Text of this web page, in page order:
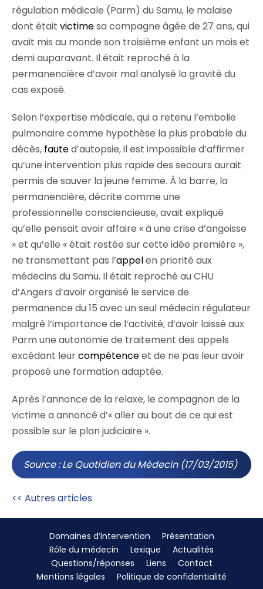
régulation médicale (Parm) du Samu, le malaise
dont était victimesa compagne âgée de 27 ans, qui
avait mis au monde son troisième enfant un mois et
demi auparavant. Il était reproché à la
permanencière d’avoir mal analysé la gravité du
cas exposé.
Selon l’expertise médicale, qui a retenu l’embolie
pulmonaire comme hypothèse la plus probable du
décès, fauted’autopsie, il est impossible d’affirmer
qu’une intervention plus rapide des secours aurait
permis de sauver la jeune femme. À la barre, la
permanencière, décrite comme une
professionnelle consciencieuse, avait expliqué
qu’elle pensait avoir affaire « à une crise d’angoisse
» et qu’elle « était restée sur cette idée première »,
ne transmettant pas l’appelen priorité aux
médecins du Samu. Il était reproché au CHU
d’Angers d’avoir organisé le service de
permanence du 15 avec un seul médecin régulateur
malgré l’importance de l’activité, d’avoir laissé aux
Parm une autonomie de traitement des appels
excédant leurcompétenceet de ne pas leur avoir
proposé une formation adaptée.
Après l’annonce de la relaxe, le compagnon de la
victime a annoncé d’« aller au bout de ce qui est
possible sur le plan judiciaire ».
Source : Le Quotidien du Médecin (17/03/2015)
<< Autres articles
Domaines d’intervention
Présentation
Rôle du médecin
Lexique
Actualités
Questions/réponses
Liens
Contact
Mentions légales
Politique de confidentialité